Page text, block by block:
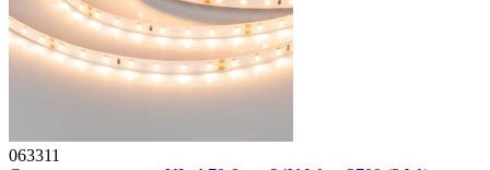
063311